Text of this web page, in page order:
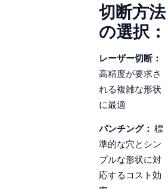
切断方法
の選択：
レーザー切断：
高精度が要求さ
れる複雑な形状
に最適
パンチング： 標
準的な穴とシン
プルな形状に対
応するコスト効